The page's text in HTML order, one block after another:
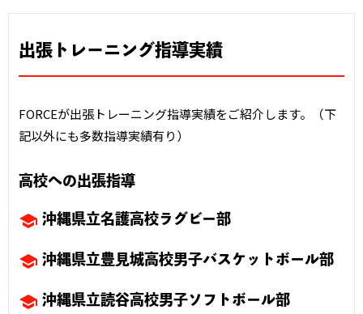
出張トレーニング指導実績
FORCEが出張トレーニング指導実績をご紹介します。（下
記以外にも多数指導実績有り）
高校への出張指導
school 沖縄県立名護高校ラグビー部
school 沖縄県立豊見城高校男子バスケットボール部
school 沖縄県立読谷高校男子ソフトボール部